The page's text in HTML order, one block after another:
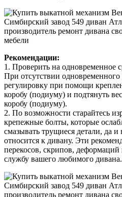
Рекомендации:
1. Проверить на одновременное
При отсутствии одновременного
регулировку при помощи
коробу (подиуму) и подтянуть
коробу (подиуму).
2. По возможности старайтесь
крепежные болты, которые
смазывать трущиеся детали, да
относится к дивану. Эти
перекосов, скрипов,
службу вашего любимого дивана.